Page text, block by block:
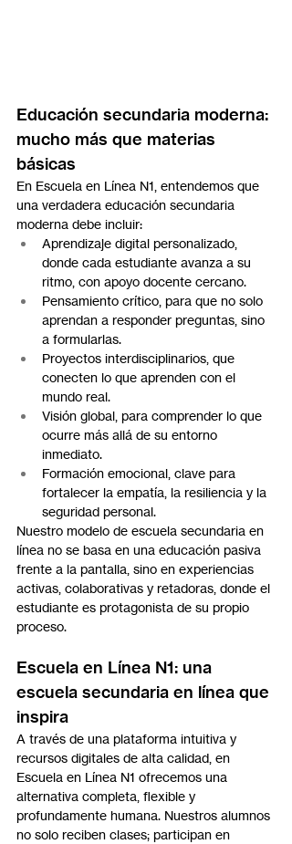
Educación secundaria moderna:
mucho más que materias
básicas
En Escuela en Línea N1, entendemos que
una verdadera educación secundaria
moderna debe incluir:
Aprendizaje digital personalizado,
donde cada estudiante avanza a su
ritmo, con apoyo docente cercano.
Pensamiento crítico, para que no solo
aprendan a responder preguntas, sino
a formularlas.
Proyectos interdisciplinarios, que
conecten lo que aprenden con el
mundo real.
Visión global, para comprender lo que
ocurre más allá de su entorno
inmediato.
Formación emocional, clave para
fortalecer la empatía, la resiliencia y la
seguridad personal.
Nuestro modelo de escuela secundaria en
línea no se basa en una educación pasiva
frente a la pantalla, sino en experiencias
activas, colaborativas y retadoras, donde el
estudiante es protagonista de su propio
proceso.
Escuela en Línea N1: una
escuela secundaria en línea que
inspira
A través de una plataforma intuitiva y
recursos digitales de alta calidad, en
Escuela en Línea N1 ofrecemos una
alternativa completa, flexible y
profundamente humana. Nuestros alumnos
no solo reciben clases; participan en